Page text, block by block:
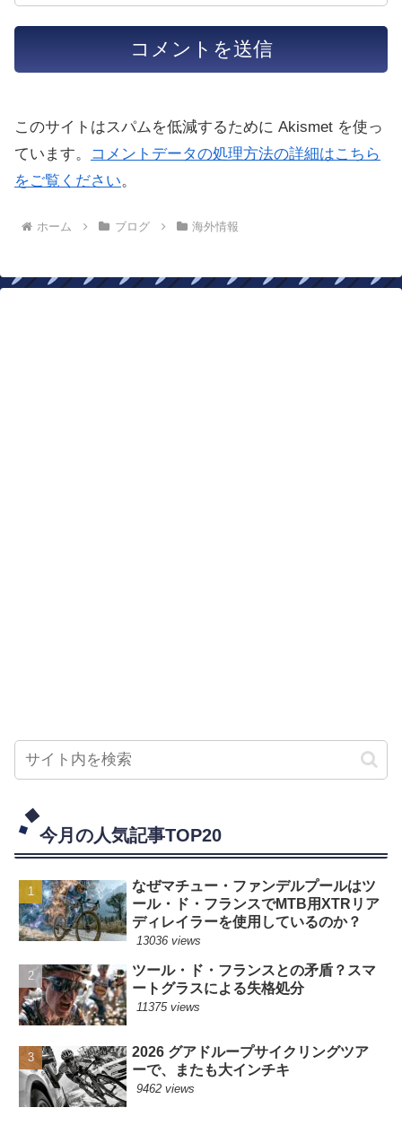
このサイトはスパムを低減するために Akismet を使っ
ています。
コメントデータの処理方法の詳細はこちら
をご覧ください。
ホーム ブログ 海外情報
今月の人気記事TOP20
なぜマチュー・ファンデルプールはツ
ール・ド・フランスでMTB用XTRリア
ディレイラーを使用しているのか？
13036 views
ツール・ド・フランスとの矛盾？スマ
ートグラスによる失格処分
11375 views
2026 グアドループサイクリングツア
ーで、またも大インチキ
9462 views